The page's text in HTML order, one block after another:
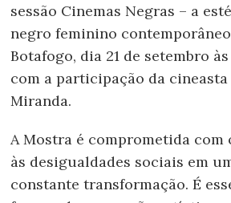
sessão Cinemas Negras – a
negro feminino
Botafogo, dia 21 de setembro
com a participação da
Miranda.
A Mostra é comprometida com
às desigualdades sociais em
constante transformação. É